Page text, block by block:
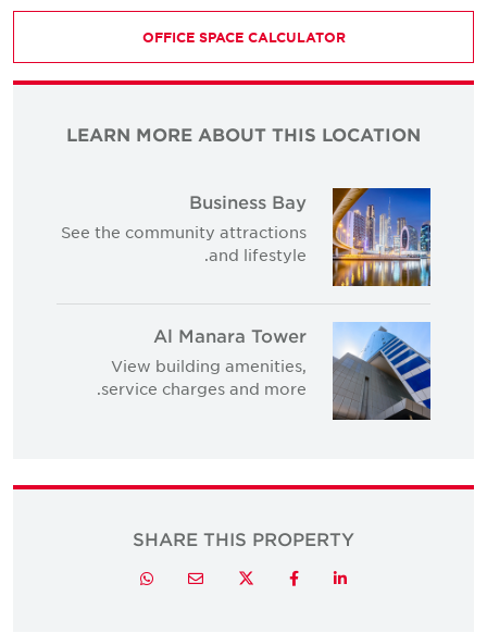
OFFICE SPACE CALCULATOR
LEARN MORE ABOUT THIS LOCATION
Business Bay
See the community attractions
and lifestyle.
Al Manara Tower
View building amenities,
service charges and more.
SHARE THIS PROPERTY
LinkedIn
Facebook
Twitter
Email
Whatsapp